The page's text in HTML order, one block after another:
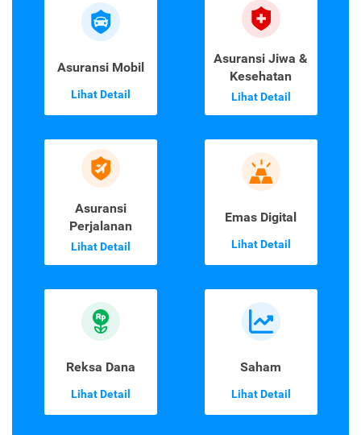
Asuransi Mobil
Lihat Detail
Asuransi Jiwa &
Kesehatan
Lihat Detail
Asuransi
Perjalanan
Lihat Detail
Emas Digital
Lihat Detail
Reksa Dana
Lihat Detail
Saham
Lihat Detail